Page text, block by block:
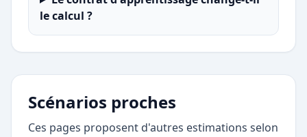
le calcul ?
Scénarios proches
Ces pages proposent d'autres estimations selon